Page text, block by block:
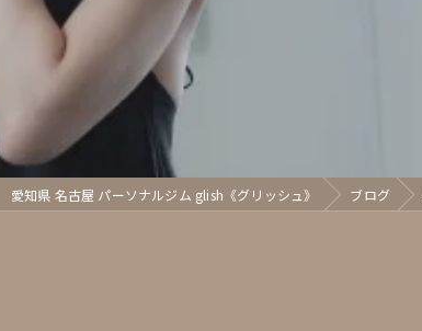
愛知県 名古屋 パーソナルジム glish《グリッシュ》 ブログ